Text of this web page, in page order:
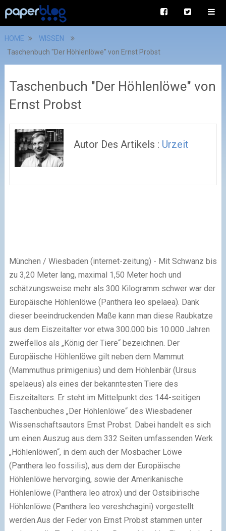
HOME
WISSEN
Taschenbuch "Der Höhlenlöwe" von Ernst Probst
Taschenbuch "Der Höhlenlöwe" von
Ernst Probst
Autor Des Artikels : Urzeit
München / Wiesbaden (internet-zeitung) - Mit Schwanz bis
zu 3,20 Meter lang, maximal 1,50 Meter hoch und
schätzungsweise mehr als 300 Kilogramm schwer war der
Europäische Höhlenlöwe (Panthera leo spelaea). Dank
dieser beeindruckenden Maße kann man diese Raubkatze
aus dem Eiszeitalter vor etwa 300.000 bis 10.000 Jahren
zweifellos als „König der Tiere“ bezeichnen. Der
Europäische Höhlenlöwe gilt neben dem Mammut
(Mammuthus primigenius) und dem Höhlenbär (Ursus
spelaeus) als eines der bekanntesten Tiere des
Eiszeitalters. Er steht im Mittelpunkt des 144-seitigen
Taschenbuches „Der Höhlenlöwe“ des Wiesbadener
Wissenschaftsautors Ernst Probst. Dabei handelt es sich
um einen Auszug aus dem 332 Seiten umfassenden Werk
„Höhlenlöwen“, in dem auch der Mosbacher Löwe
(Panthera leo fossilis), aus dem der Europäische
Höhlenlöwe hervorging, sowie der Amerikanische
Höhlenlöwe (Panthera leo atrox) und der Ostsibirische
Höhlenlöwe (Panthera leo vereshchagini) vorgestellt
werden.Aus der Feder von Ernst Probst stammen unter